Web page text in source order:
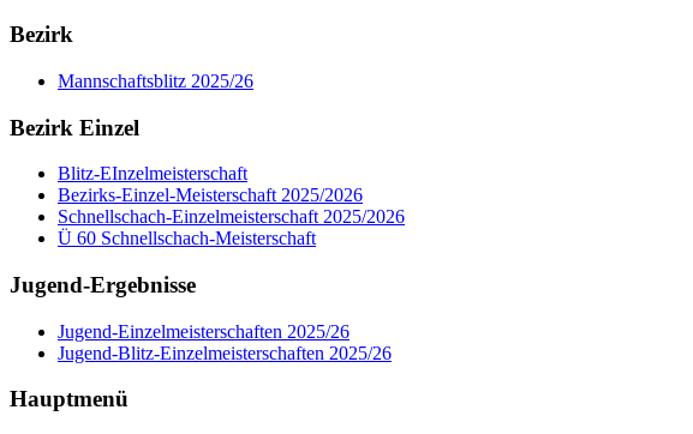
Bezirk
Mannschaftsblitz 2025/26
Bezirk Einzel
Blitz-EInzelmeisterschaft
Bezirks-Einzel-Meisterschaft 2025/2026
Schnellschach-Einzelmeisterschaft 2025/2026
Ü 60 Schnellschach-Meisterschaft
Jugend-Ergebnisse
Jugend-Einzelmeisterschaften 2025/26
Jugend-Blitz-Einzelmeisterschaften 2025/26
Hauptmenü